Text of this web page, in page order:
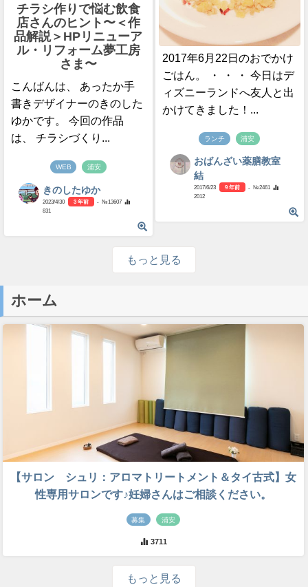
チラシ作りで悩む飲食
店さんのヒント〜＜作
品解説＞HPリニューア
ル・リフォーム夢工房
さま〜
こんばんは、 あったか手
書きデザイナーのきのした
ゆかです。 今回の作品
は、 チラシづくり...
WEB 浦安
きのしたゆか
2023/4/30 3 年前
- №13607
831
2017年6月22日のおでかけ
ごはん。 ・ ・ ・ 今日はデ
ィズニーランドへ友人と出
かけてきました！...
ランチ 浦安
おばんざい薬膳教室
結
2017/6/23 9 年前
- №2461
2012
もっと見る
ホーム
【サロン シュリ：アロマトリートメント＆タイ古式】女
性専用サロンです♪妊婦さんはご相談ください。
募集 浦安
3711
もっと見る